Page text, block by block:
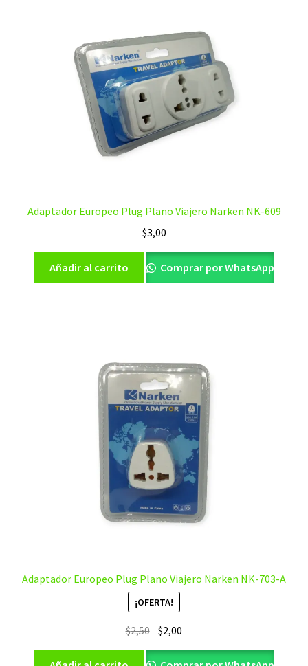
Adaptador Europeo Plug Plano Viajero Narken NK-609
$3,00
Añadir al carrito Comprar por WhatsApp
Adaptador Europeo Plug Plano Viajero Narken NK-703-A
¡OFERTA!
$2,50 El$2,00